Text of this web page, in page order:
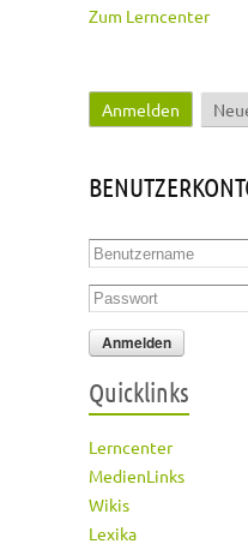
Zum Lerncenter
Haupt-Reiter
Anmelden (aktiver
Benutzername
Passwort
Quicklinks
Lerncenter
MedienLinks
Wikis
Lexika